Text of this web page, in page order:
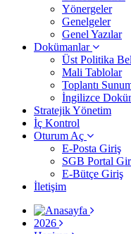
Yönergeler
Genelgeler
Genel Yazılar
Dokümanlar
Üst Politika
Mali Tablolar
Toplantı
İngilizce
Stratejik Yönetim
İç Kontrol
Oturum Aç
E-Posta Giriş
SGB Portal
E-Bütçe Giriş
İletişim
2026